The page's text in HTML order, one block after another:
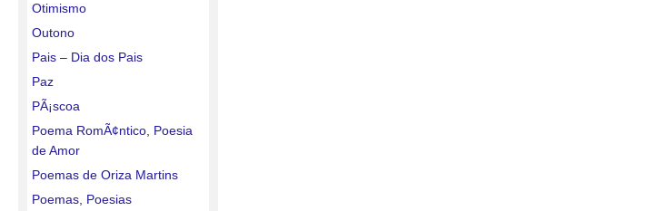
Otimismo
Outono
Pais – Dia dos Pais
Paz
PÃ¡scoa
Poema RomÃ¢ntico, Poesia
de Amor
Poemas de Oriza Martins
Poemas, Poesias